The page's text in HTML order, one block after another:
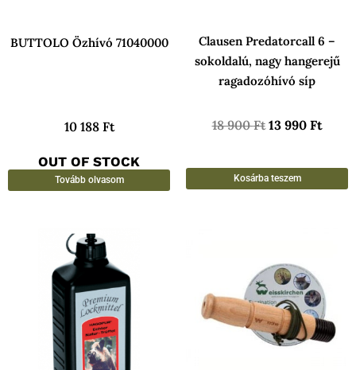
OUT OF STOCK
BUTTOLO Özhívó 71040000
10 188 Ft
Tovább olvasom
Clausen Predatorcall 6 –
sokoldalú, nagy hangerejű
ragadozóhívó síp
18 900Ft 13 990 Ft
Kosárba teszem